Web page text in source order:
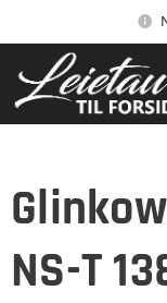
NS-T